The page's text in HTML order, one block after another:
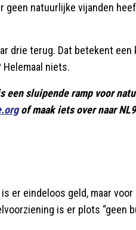
natuurlijke vijanden
drie terug. Dat betekent
niets.
sluipende ramp voor
of maak iets over naar
er eindeloos geld, maar
is er plots “geen